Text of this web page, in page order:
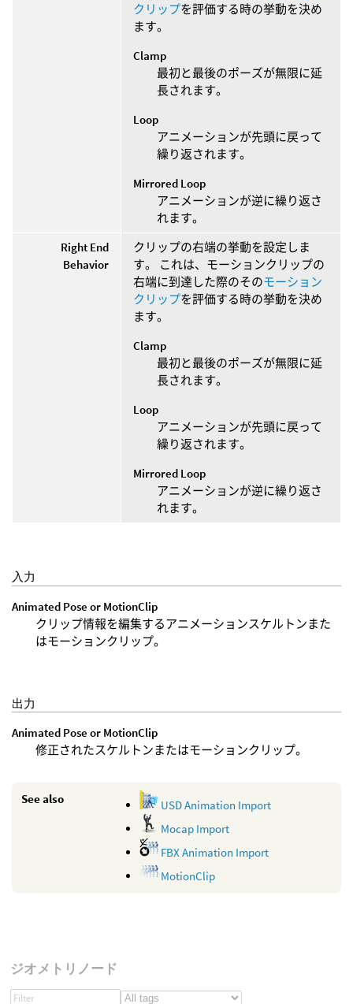
クリップを評価する時の挙動を決め
ます。
Clamp
最初と最後のポーズが無限に延
長されます。
Loop
アニメーションが先頭に戻って
繰り返されます。
Mirrored Loop
アニメーションが逆に繰り返さ
れます。
Right End
Behavior
クリップの右端の挙動を設定しま
す。 これは、モーションクリップの
右端に到達した際のそのモーション
クリップを評価する時の挙動を決め
ます。
Clamp
最初と最後のポーズが無限に延
長されます。
Loop
アニメーションが先頭に戻って
繰り返されます。
Mirrored Loop
アニメーションが逆に繰り返さ
れます。
入力
Animated Pose or MotionClip
クリップ情報を編集するアニメーションスケルトンまた
はモーションクリップ。
出力
Animated Pose or MotionClip
修正されたスケルトンまたはモーションクリップ。
See also
USD Animation Import
Mocap Import
FBX Animation Import
MotionClip
ジオメトリノード